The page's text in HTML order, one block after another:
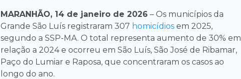
MARANHÃO, 14 de janeiro de 2026 – Os municípios da
Grande São Luís registraram 307 homicídios em 2025,
segundo a SSP-MA. O total representa aumento de 30% em
relação a 2024 e ocorreu em São Luís, São José de Ribamar,
Paço do Lumiar e Raposa, que concentraram os casos ao
longo do ano.